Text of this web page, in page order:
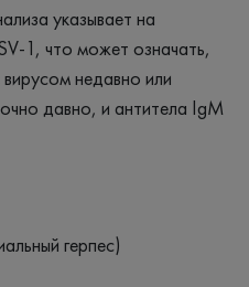
указывает на
1, что может означать,
вирусом недавно или
давно, и антитела IgM
герпес)